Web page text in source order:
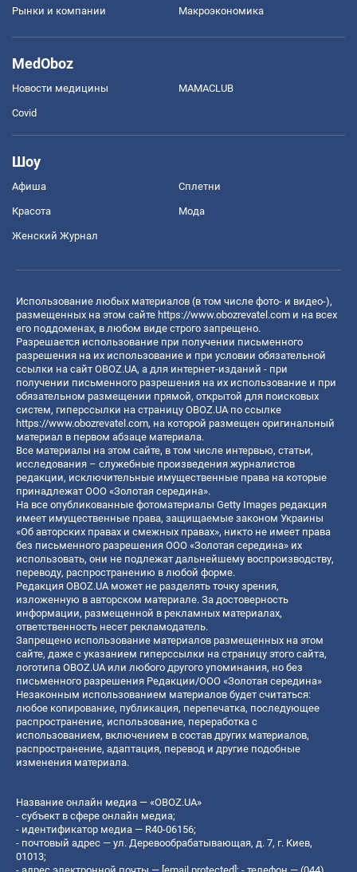
Рынки и компании Mакроэкономика
MedOboz
Новости медицины MAMACLUB
Covid
Шоу
Афиша Сплетни
Красота Мода
Женский Журнал
Использование любых материалов (в том числе фото- и видео-),
размещенных на этом сайте https://www.obozrevatel.com и на всех
его поддоменах, в любом виде строго запрещено.
Разрешается использование при получении письменного
разрешения на их использование и при условии обязательной
ссылки на сайт OBOZ.UA, а для интернет-изданий - при
получении письменного разрешения на их использование и при
обязательном размещении прямой, открытой для поисковых
систем, гиперссылки на страницу OBOZ.UA по ссылке
https://www.obozrevatel.com, на которой размещен оригинальный
материал в первом абзаце материала.
Все материалы на этом сайте, в том числе интервью, статьи,
исследования – служебные произведения журналистов
редакции, исключительные имущественные права на которые
принадлежат ООО «Золотая середина».
На все опубликованные фотоматериалы Getty Images редакция
имеет имущественные права, защищаемые законом Украины
«Об авторских правах и смежных правах», никто не имеет права
без письменного разрешения ООО «Золотая середина» их
использовать, они не подлежат дальнейшему воспроизводству,
переводу, распространению в любой форме.
Редакция OBOZ.UA может не разделять точку зрения,
изложенную в авторском материале. За достоверность
информации, размещенной в рекламных материалах,
ответственность несет рекламодатель.
Запрещено использование материалов размещенных на этом
сайте, даже с указанием гиперссылки на страницу этого сайта,
логотипа OBOZ.UA или любого другого упоминания, но без
письменного разрешения Редакции/ООО «Золотая середина»
Незаконным использованием материалов будет считаться:
любое копирование, публикация, перепечатка, последующее
распространение, использование, переработка с
использованием, включением в состав других материалов,
распространение, адаптация, перевод и другие подобные
изменения материала.
Название онлайн медиа — «OBOZ.UA»
- субъект в сфере онлайн медиа;
- идентификатор медиа — R40-06156;
- почтовый адрес — ул. Деревообрабатывающая, д. 7, г. Киев,
01013;